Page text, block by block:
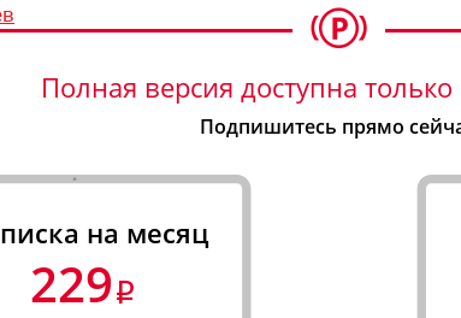
Полная версия доступна
Подпишитесь прямо
на месяц
229